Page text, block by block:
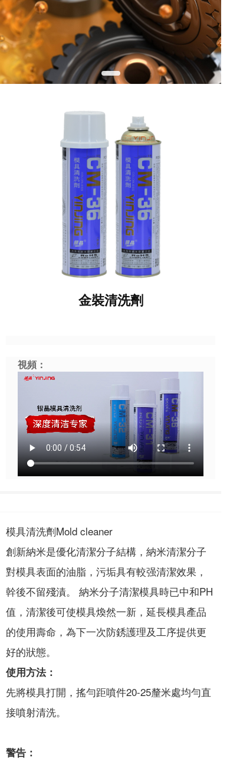
金裝清洗劑
視頻：
模具清洗劑Mold cleaner
創新納米是優化清潔分子結構，納米清潔分子
對模具表面的油脂，污垢具有較强清潔效果，
幹後不留殘漬。 納米分子清潔模具時已中和PH
值，清潔後可使模具煥然一新，延長模具產品
的使用壽命，為下一次防銹護理及工序提供更
好的狀態。
使用方法：
先將模具打開，搖勻距噴件20-25釐米處均勻直
接噴射清洗。
警告：